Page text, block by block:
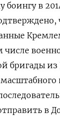
в
числе
бригады
в